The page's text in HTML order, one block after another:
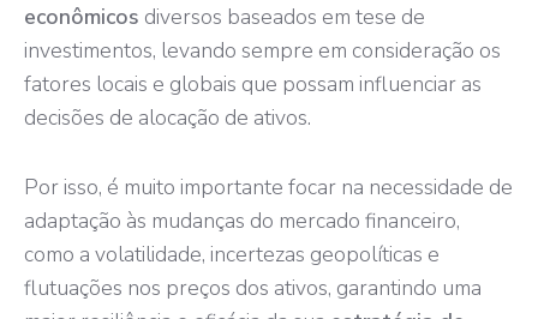
econômicos diversos baseados em tese de
investimentos, levando sempre em consideração os
fatores locais e globais que possam influenciar as
decisões de alocação de ativos.
Por isso, é muito importante focar na necessidade de
adaptação às mudanças do mercado financeiro,
como a volatilidade, incertezas geopolíticas e
flutuações nos preços dos ativos, garantindo uma